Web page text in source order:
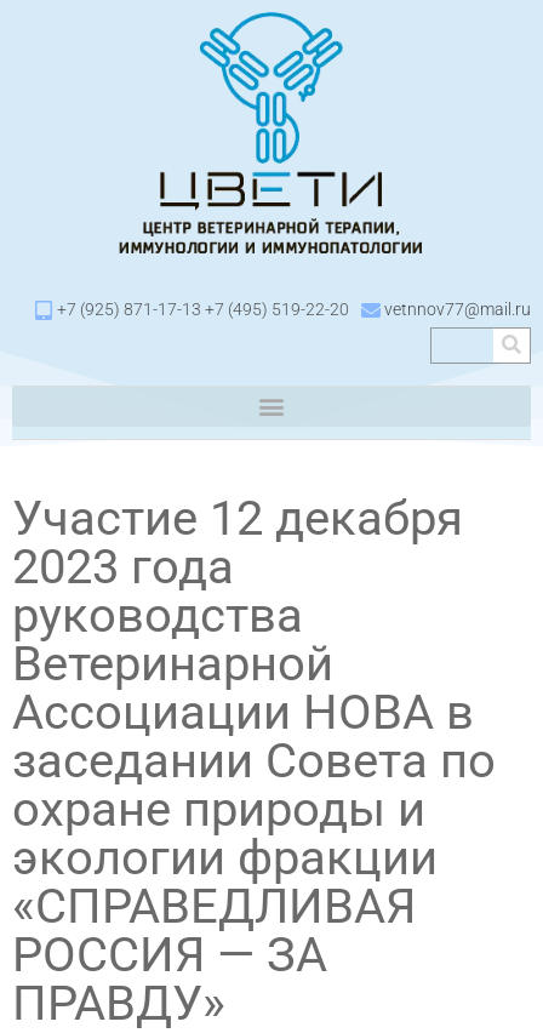
+7 (925) 871-17-13 +7 (495) 519-22-20 vetnnov77@mail.ru
Участие 12 декабря
2023 года
руководства
Ветеринарной
Ассоциации НОВА в
заседании Совета по
охране природы и
экологии фракции
«СПРАВЕДЛИВАЯ
РОССИЯ — ЗА
ПРАВДУ»